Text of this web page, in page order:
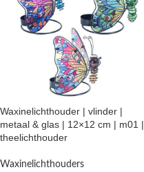
Waxinelichthouder | vlinder |
metaal & glas | 12×12 cm | m01 |
theelichthouder
Waxinelichthouders